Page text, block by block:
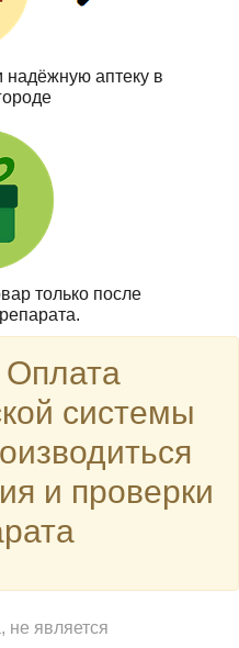
аптеку в
только после
системы
и проверки
не является